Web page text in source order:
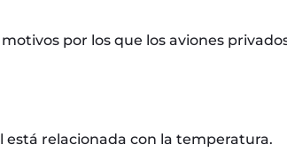
motivos por los que los aviones
está relacionada con la temperatura.